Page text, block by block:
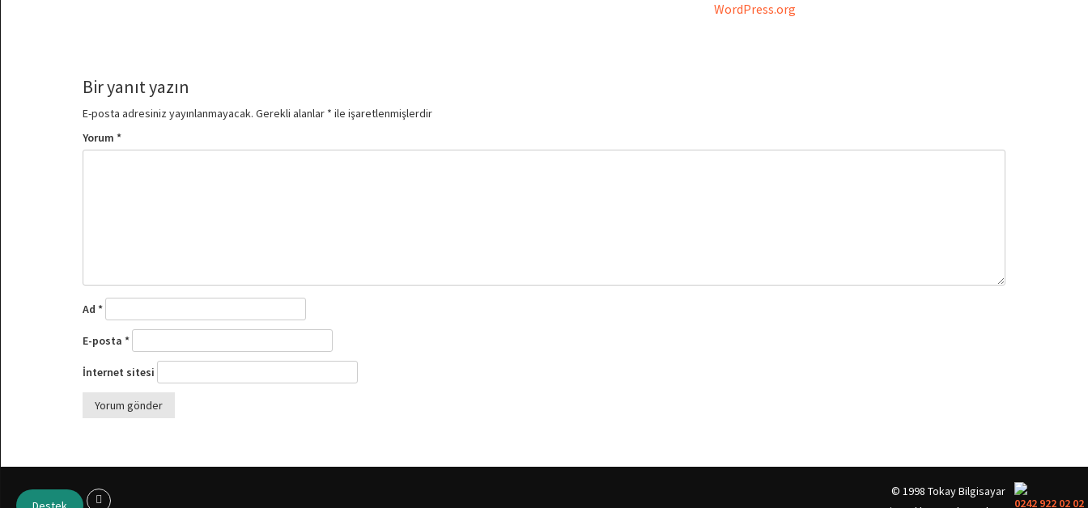
WordPress.org
Bir yanıt yazın
E-posta adresiniz yayınlanmayacak. Gerekli alanlar * ile işaretlenmişlerdir
Yorum *
Ad *
E-posta *
İnternet sitesi
© 1998 Tokay Bilgisayar
0242 922 02 02